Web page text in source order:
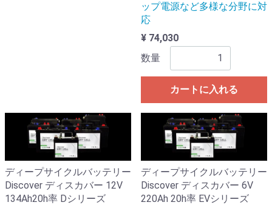
ップ電源など多様な分野に対
応
¥ 74,030
数量
カートに入れる
ディープサイクルバッテリー
Discover ディスカバー 12V
134Ah20h率 Dシリーズ
ディープサイクルバッテリー
Discover ディスカバー 6V
220Ah 20h率 EVシリーズ